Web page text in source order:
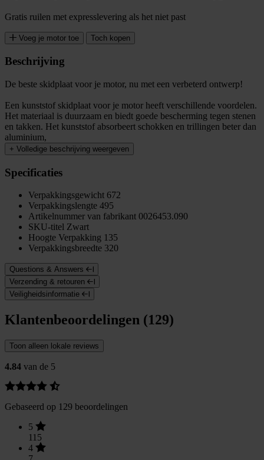
Gratis ruilen met expresslevering als het niet past
Voeg je motor toe Toch kopen
Beschrijving
De beste skidplaat voor je motor, nu met een verbeterd ontwerp!
Een kunststof skidplaat voor je motor heeft verschillende voordelen.
Het materiaal is duurzaam en biedt goede bescherming tegen stenen
en takken. Het kunststof absorbeert schokken en trillingen beter dan
aluminium,
+ Volledige beschrijving weergeven
Specificaties
Verpakkingsgewicht 672
Verpakkingslengte 495
Artikelnummer van fabrikant 0026453.090
SKU-titel Zwart
Hoogte Verpakking 135
Verpakkingsbreedte 320
Questions & Answers
Verzending & retouren
Veiligheidsinformatie
Klantenbeoordelingen (129)
Toon alleen lokale reviews
4.84 van de 5
Gebaseerd op 129 beoordelingen
5
115
4